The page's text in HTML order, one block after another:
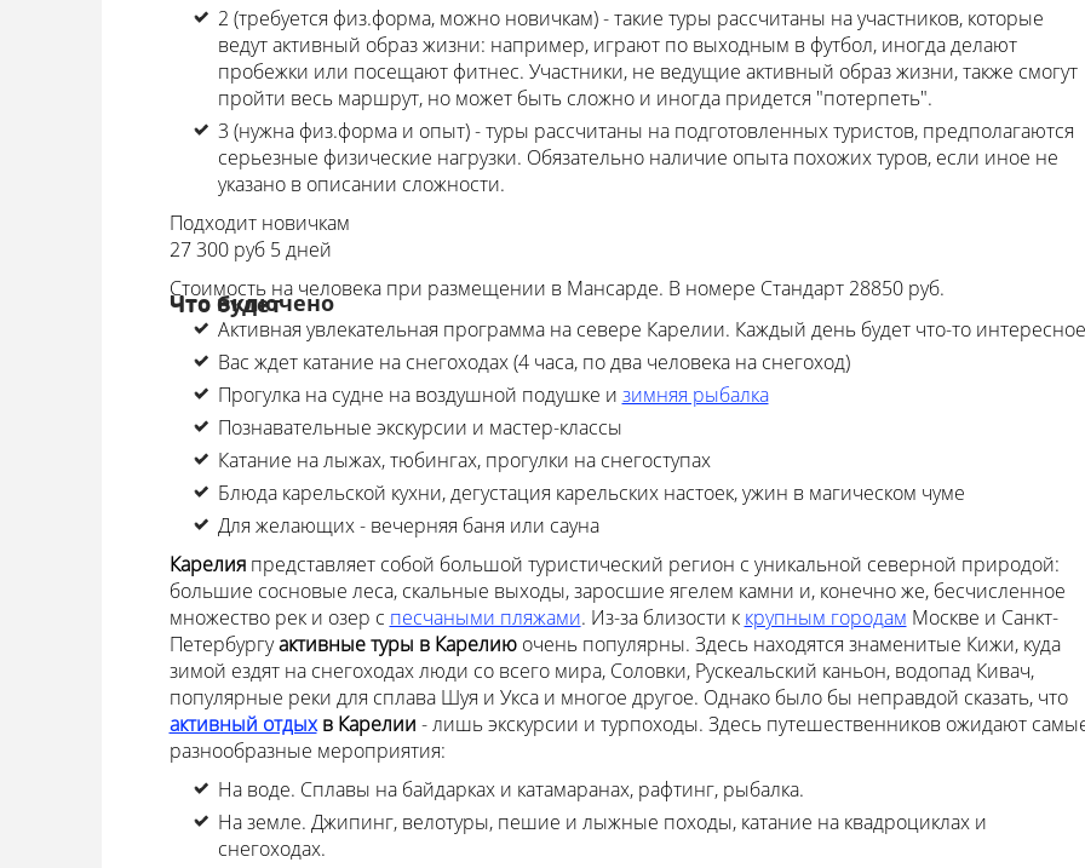
2 (требуется физ.форма, можно новичкам) - такие туры рассчитаны на участников, которые
ведут активный образ жизни: например, играют по выходным в футбол, иногда делают
пробежки или посещают фитнес. Участники, не ведущие активный образ жизни, также смогут
пройти весь маршрут, но может быть сложно и иногда придется "потерпеть".
3 (нужна физ.форма и опыт) - туры рассчитаны на подготовленных туристов, предполагаются
серьезные физические нагрузки. Обязательно наличие опыта похожих туров, если иное не
указано в описании сложности.
Подходит новичкам
27 300 руб 5 дней
Стоимость на человека при размещении в Мансарде. В номере Стандарт 28850 руб.
Что включено
Что будет
Активная увлекательная программа на севере Карелии. Каждый день будет что-то
Вас ждет катание на снегоходах (4 часа, по два человека на снегоход)
Прогулка на судне на воздушной подушке и зимняя рыбалка
Познавательные экскурсии и мастер-классы
Катание на лыжах, тюбингах, прогулки на снегоступах
Блюда карельской кухни, дегустация карельских настоек, ужин в магическом чуме
Для желающих - вечерняя баня или сауна
Карелия представляет собой большой туристический регион с уникальной северной природой:
большие сосновые леса, скальные выходы, заросшие ягелем камни и, конечно же, бесчисленное
множество рек и озер с песчаными пляжами. Из-за близости к крупным городам Москве и Санкт-
Петербургуактивные туры в Карелию очень популярны. Здесь находятся знаменитые Кижи, куда
зимой ездят на снегоходах люди со всего мира, Соловки, Рускеальский каньон, водопад Кивач,
популярные реки для сплава Шуя и Укса и многое другое. Однако было бы неправдой сказать, что
активный отдыхв Карелии - лишь экскурсии и турпоходы. Здесь путешественников ожидают
разнообразные мероприятия:
На воде. Сплавы на байдарках и катамаранах, рафтинг, рыбалка.
На земле. Джипинг, велотуры, пешие и лыжные походы, катание на квадроциклах и
снегоходах.